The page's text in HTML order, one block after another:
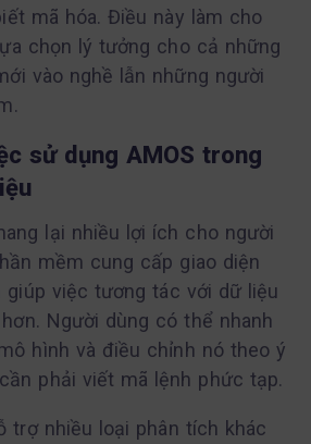
mã hóa. Điều này làm cho
chọn lý tưởng cho cả những
vào nghề lẫn những người
sử dụng AMOS trong
lại nhiều lợi ích cho người
mềm cung cấp giao diện
giúp việc tương tác với dữ liệu
Người dùng có thể nhanh
hình và điều chỉnh nó theo ý
phải viết mã lệnh phức tạp.
trợ nhiều loại phân tích khác